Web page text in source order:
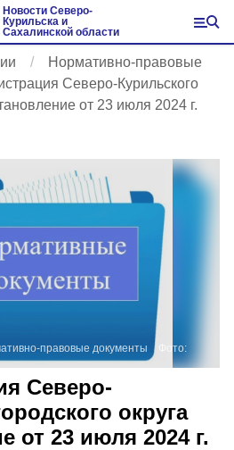
Новости Северо-
Курильска и
Сахалинской области
Нормативно-правовые
Северо-Курильского
от 23 июля 2024 г.
правовые документы Фото:
Северо-
округа
от 23 июля 2024 г.